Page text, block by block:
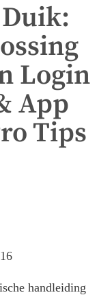
Login
App
Tips
handleiding